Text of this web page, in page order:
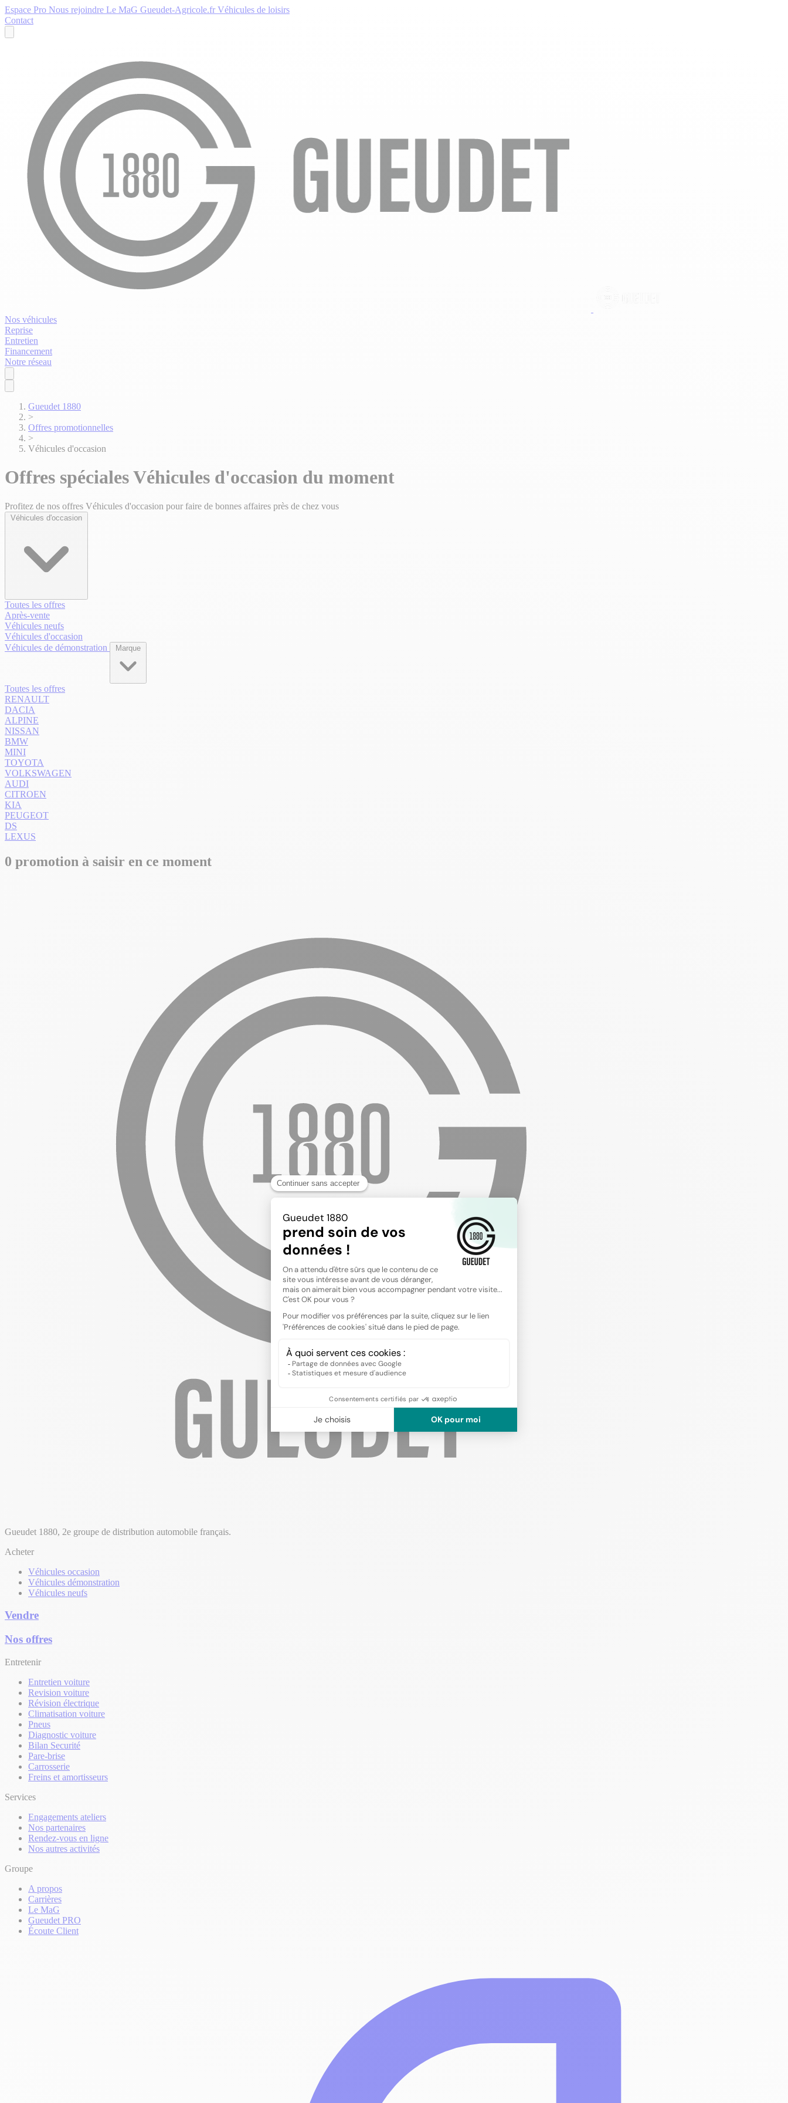
Espace Pro Nous rejoindre Le MaG Gueudet-Agricole.fr Véhicules de loisirs
Contact
Nos véhicules
Reprise
Entretien
Financement
Notre réseau
Gueudet 1880
>
Offres promotionnelles
>
Véhicules d'occasion
Offres spéciales Véhicules d'occasion du moment
Profitez de nos offres Véhicules d'occasion pour faire de bonnes affaires près de chez vous
Véhicules d'occasion
Toutes les offres
Après-vente
Véhicules neufs
Véhicules d'occasion
Véhicules de démonstration
Marque
Toutes les offres
RENAULT
DACIA
ALPINE
NISSAN
BMW
MINI
TOYOTA
VOLKSWAGEN
AUDI
CITROEN
KIA
PEUGEOT
DS
LEXUS
0 promotion à saisir en ce moment
Gueudet 1880, 2e groupe de distribution automobile français.
Acheter
Véhicules occasion
Véhicules démonstration
Véhicules neufs
Vendre
Nos offres
Entretenir
Entretien voiture
Revision voiture
Révision électrique
Climatisation voiture
Pneus
Diagnostic voiture
Bilan Securité
Pare-brise
Carrosserie
Freins et amortisseurs
Services
Engagements ateliers
Nos partenaires
Rendez-vous en ligne
Nos autres activités
Groupe
A propos
Carrières
Le MaG
Gueudet PRO
Écoute Client